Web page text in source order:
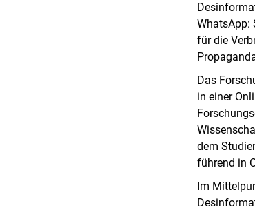
WhatsApp:
für die
Das
in einer
dem
führend in
Im